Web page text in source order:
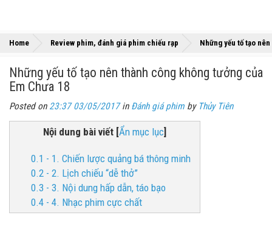
Home Review phim, đánh giá phim chiếu rạp Những yếu tố tạo
Những yếu tố tạo nên thành công không tưởng của
Em Chưa 18
Posted on 23:37 03/05/2017in Đánh giá phim by Thủy Tiên
Nội dung bài viết [Ẩn mục lục]
0.1 - 1. Chiến lược quảng bá thông minh
0.2 - 2. Lịch chiếu “dễ thở”
0.3 - 3. Nội dung hấp dẫn, táo bạo
0.4 - 4. Nhạc phim cực chất